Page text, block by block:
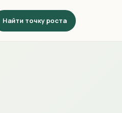
Найти точку роста